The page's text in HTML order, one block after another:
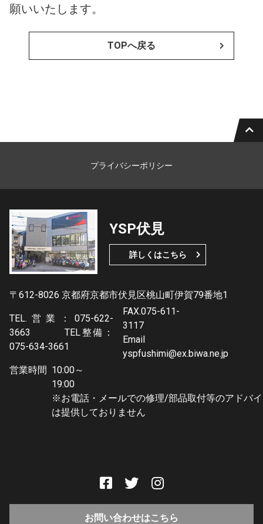
願いいたします。
TOPへ戻る
プライバシーポリシー
YSP伏見
詳しくはこちら
〒612-8026 京都府京都市伏見区桃山町伊賀79番地1
TEL.営業：075-622-
3663 TEL整備：
075-634-3661
FAX.075-611-
3117
Email
yspfushimi@ex.biwa.ne.jp
営業時間 10:00～
※お電話・メールでの修理/部品取付等のアドバ
は提供しておりません
お問い合わせはこちら